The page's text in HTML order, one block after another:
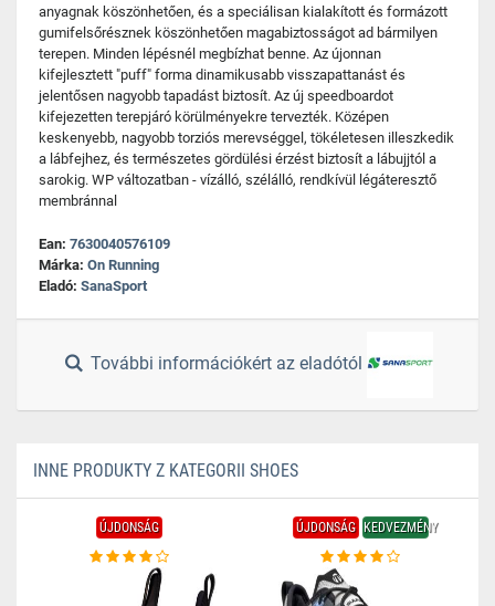
anyagnak köszönhetően, és a speciálisan kialakított és formázott
gumifelsőrésznek köszönhetően magabiztosságot ad bármilyen
terepen. Minden lépésnél megbízhat benne. Az újonnan
kifejlesztett "puff" forma dinamikusabb visszapattanást és
jelentősen nagyobb tapadást biztosít. Az új speedboardot
kifejezetten terepjáró körülményekre tervezték. Középen
keskenyebb, nagyobb torziós merevséggel, tökéletesen illeszkedik
a lábfejhez, és természetes gördülési érzést biztosít a lábujjtól a
sarokig. WP változatban - vízálló, szélálló, rendkívül légáteresztő
membránnal
Ean: 7630040576109
Márka: On Running
Eladó: SanaSport
További információkért az eladótól
INNE PRODUKTY Z KATEGORII SHOES
ÚJDONSÁG ÚJDONSÁG KEDVEZMÉNY